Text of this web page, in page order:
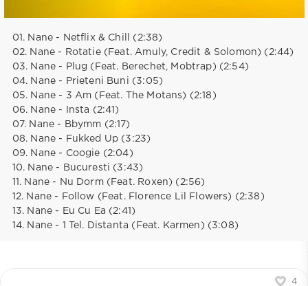
01. Nane - Netflix & Chill (2:38)
02. Nane - Rotatie (Feat. Amuly, Credit & Solomon) (2:44)
03. Nane - Plug (Feat. Berechet, Mobtrap) (2:54)
04. Nane - Prieteni Buni (3:05)
05. Nane - 3 Am (Feat. The Motans) (2:18)
06. Nane - Insta (2:41)
07. Nane - Bbymm (2:17)
08. Nane - Fukked Up (3:23)
09. Nane - Coogie (2:04)
10. Nane - Bucuresti (3:43)
11. Nane - Nu Dorm (Feat. Roxen) (2:56)
12. Nane - Follow (Feat. Florence Lil Flowers) (2:38)
13. Nane - Eu Cu Ea (2:41)
14. Nane - 1 Tel. Distanta (Feat. Karmen) (3:08)
4